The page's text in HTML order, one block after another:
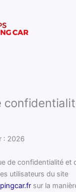
: 2026
de confidentialité et
utilisateurs du site
sur la